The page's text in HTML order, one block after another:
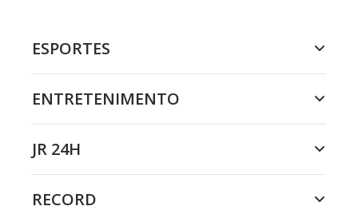
ESPORTES
ENTRETENIMENTO
JR 24H
RECORD